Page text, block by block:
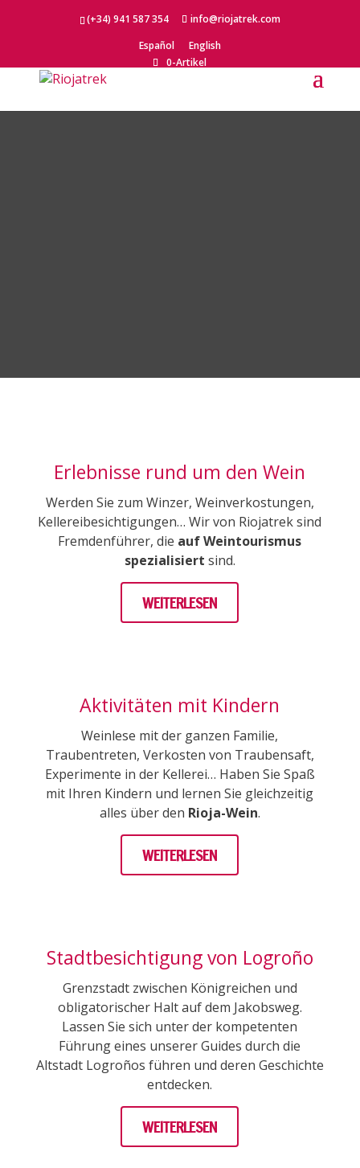
(+34) 941 587 354
info@riojatrek.com
Español
English
0-Artikel
Erlebnisse rund um den Wein
Werden Sie zum Winzer, Weinverkostungen,
Kellereibesichtigungen… Wir von Riojatrek sind
Fremdenführer, die auf Weintourismus
spezialisiert sind.
WEITERLESEN
Aktivitäten mit Kindern
Weinlese mit der ganzen Familie,
Traubentreten, Verkosten von Traubensaft,
Experimente in der Kellerei… Haben Sie Spaß
mit Ihren Kindern und lernen Sie gleichzeitig
alles über den Rioja-Wein.
WEITERLESEN
Stadtbesichtigung von Logroño
Grenzstadt zwischen Königreichen und
obligatorischer Halt auf dem Jakobsweg.
Lassen Sie sich unter der kompetenten
Führung eines unserer Guides durch die
Altstadt Logroños führen und deren Geschichte
entdecken.
WEITERLESEN